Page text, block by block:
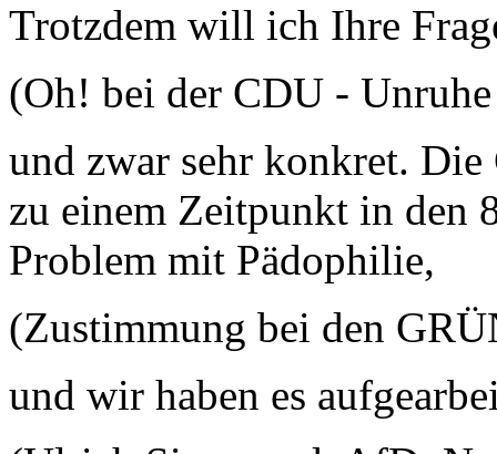
Trotzdem will ich Ihre
(Oh! bei der CDU -
und zwar sehr konkret.
zu einem Zeitpunkt in den
Problem mit Pädophilie,
(Zustimmung bei den
und wir haben es